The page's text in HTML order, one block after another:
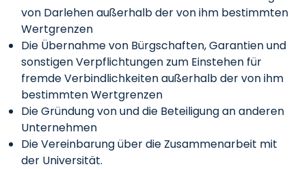
von Darlehen außerhalb der von ihm bestimmten
Wertgrenzen
Die Übernahme von Bürgschaften, Garantien und
sonstigen Verpflichtungen zum Einstehen für
fremde Verbindlichkeiten außerhalb der von ihm
bestimmten Wertgrenzen
Die Gründung von und die Beteiligung an anderen
Unternehmen
Die Vereinbarung über die Zusammenarbeit mit
der Universität.